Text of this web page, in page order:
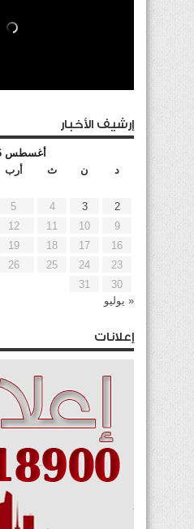
إرشيف الأخبار
أغسطس 2026
د
ن ث أرب
2
3
4
5
9
10
11
12
16
17
18
19
23
24
25
26
30
31
« يوليو
إعلانات